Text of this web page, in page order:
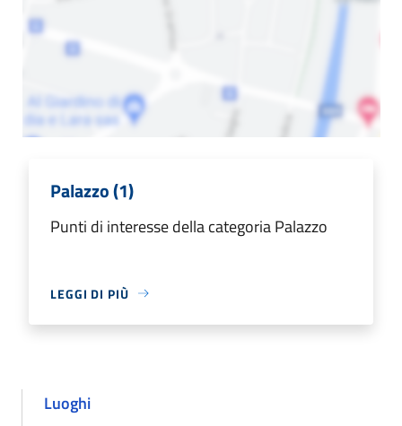
Palazzo (1)
Punti di interesse della categoria Palazzo
LEGGI DI PIÙ
Luoghi